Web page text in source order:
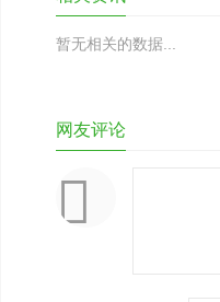
暂无相关的数据...
网友评论